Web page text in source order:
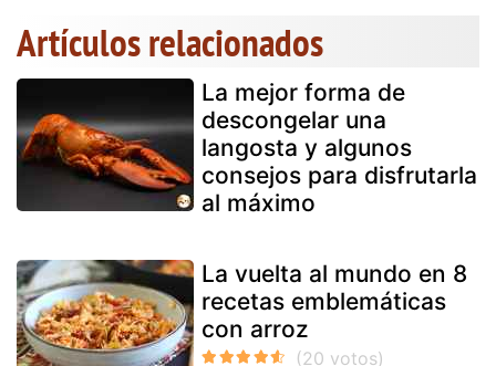
Artículos relacionados
La mejor forma de
descongelar una
langosta y algunos
consejos para disfrutarla
al máximo
La vuelta al mundo en 8
recetas emblemáticas
con arroz